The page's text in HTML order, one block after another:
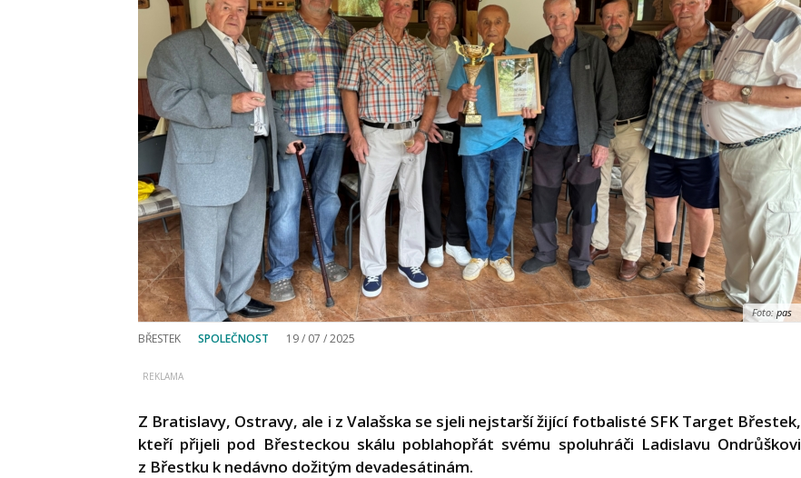
Foto:pas
BŘESTEK SPOLEČNOST 19 / 07 / 2025
Z Bratislavy, Ostravy, ale i z Valašska se sjeli nejstarší žijící fotbalisté SFK Target Břestek,
kteří přijeli pod Břesteckou skálu poblahopřát svému spoluhráči Ladislavu Ondrůškovi
z Břestku k nedávno dožitým devadesátinám.